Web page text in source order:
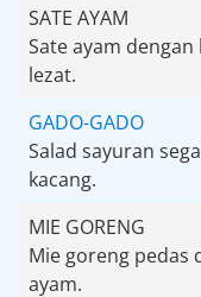
SATE AYAM
Sate ayam
lezat.
GADO-GADO
Salad sayuran
kacang.
MIE GORENG
Mie goreng pedas
ayam.